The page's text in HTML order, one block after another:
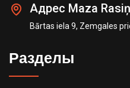
Адрес Maza
Bārtas iela 9, Zemgales
Разделы